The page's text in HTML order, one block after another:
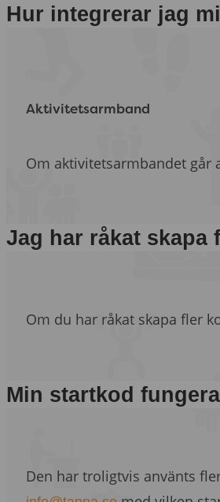
Hur integrerar jag
Aktivitetsarmband
Om aktivitetsarmbandet går
Jag har råkat skapa
Om du har råkat skapa fler
Min startkod
Den har troligtvis använts